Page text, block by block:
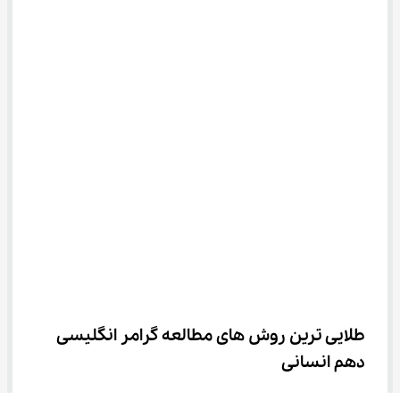
طلایی ترین روش‌ های مطالعه گرامر انگلیسی
دهم انسانی